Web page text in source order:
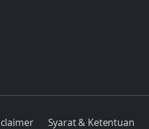
Syarat & Ketentuan